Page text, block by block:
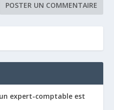
expert-comptable est